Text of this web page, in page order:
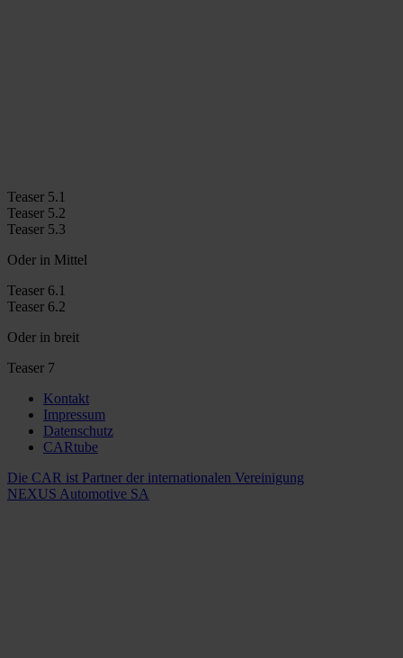
Teaser 5.1
Teaser 5.2
Teaser 5.3
Oder in Mittel
Teaser 6.1
Teaser 6.2
Oder in breit
Teaser 7
Kontakt
Impressum
Datenschutz
CARtube
Die CAR ist Partner der internationalen Vereinigung
NEXUS Automotive SA